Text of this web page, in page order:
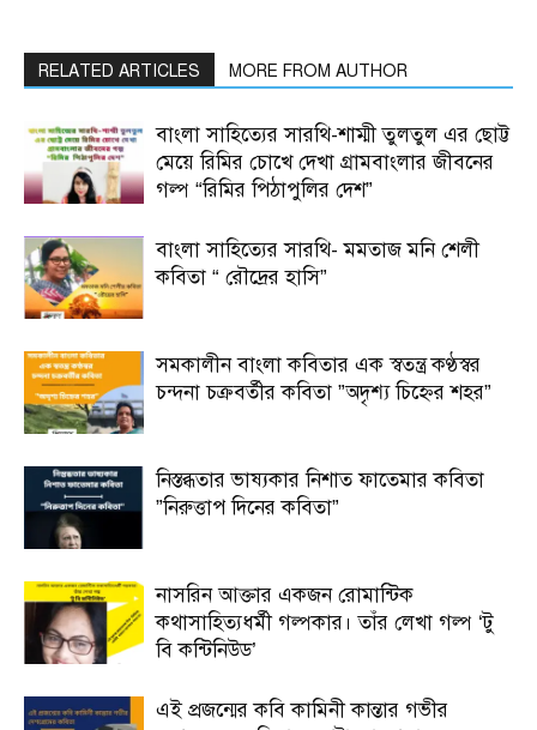
RELATED ARTICLES MORE FROM AUTHOR
বাংলা সাহিত্যের সারথি-শাম্মী তুলতুল এর ছোট্ট
মেয়ে রিমির চোখে দেখা গ্রামবাংলার জীবনের
গল্প “রিমির পিঠাপুলির দেশ”
বাংলা সাহিত্যের সারথি- মমতাজ মনি শেলী
কবিতা “ রৌদ্রের হাসি”
সমকালীন বাংলা কবিতার এক স্বতন্ত্র কণ্ঠস্বর
চন্দনা চক্রবর্তীর কবিতা ”অদৃশ্য চিহ্নের শহর”
নিস্তব্ধতার ভাষ্যকার নিশাত ফাতেমার কবিতা
”নিরুত্তাপ দিনের কবিতা”
নাসরিন আক্তার একজন রোমান্টিক
কথাসাহিত্যধর্মী গল্পকার। তাঁর লেখা গল্প ‘টু
বি কন্টিনিউড’
এই প্রজন্মের কবি কামিনী কান্তার গভীর